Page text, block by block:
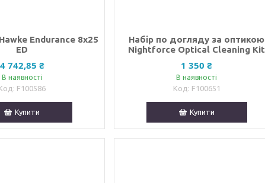
Endurance 8х25
ED
4 742,85 ₴
В наявності
F100586
Купити
Набір по догляду за оптикою
Nightforce Optical Cleaning Kit
1 350 ₴
В наявності
F100651
Купити